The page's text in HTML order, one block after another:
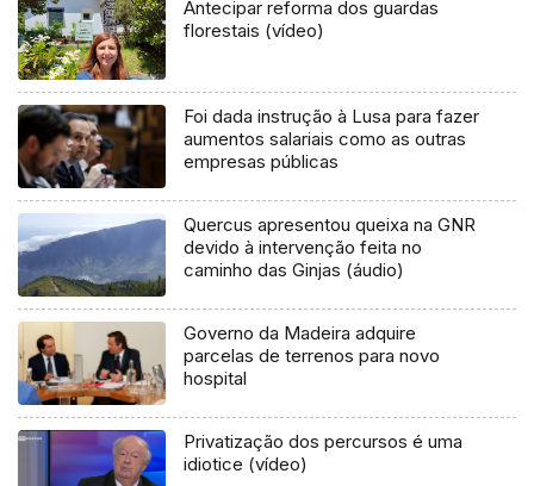
Antecipar reforma dos guardas
florestais (vídeo)
Foi dada instrução à Lusa para fazer
aumentos salariais como as outras
empresas públicas
Quercus apresentou queixa na GNR
devido à intervenção feita no
caminho das Ginjas (áudio)
Governo da Madeira adquire
parcelas de terrenos para novo
hospital
Privatização dos percursos é uma
idiotice (vídeo)